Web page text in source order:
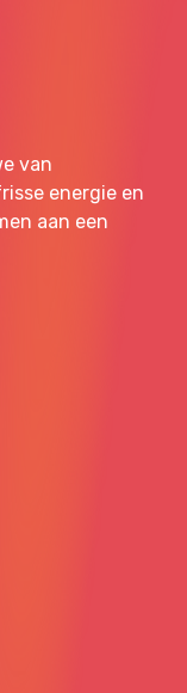
van
energie en
aan een